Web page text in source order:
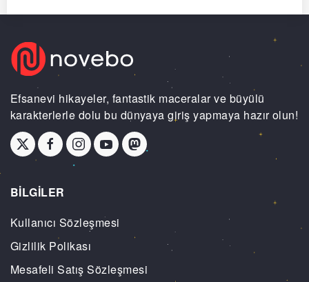
Efsanevi hikayeler, fantastik maceralar ve büyülü
karakterlerle dolu bu dünyaya giriş yapmaya hazır olun!
BİLGİLER
Kullanıcı Sözleşmesi
Gizlilik Polikası
Mesafeli Satış Sözleşmesi